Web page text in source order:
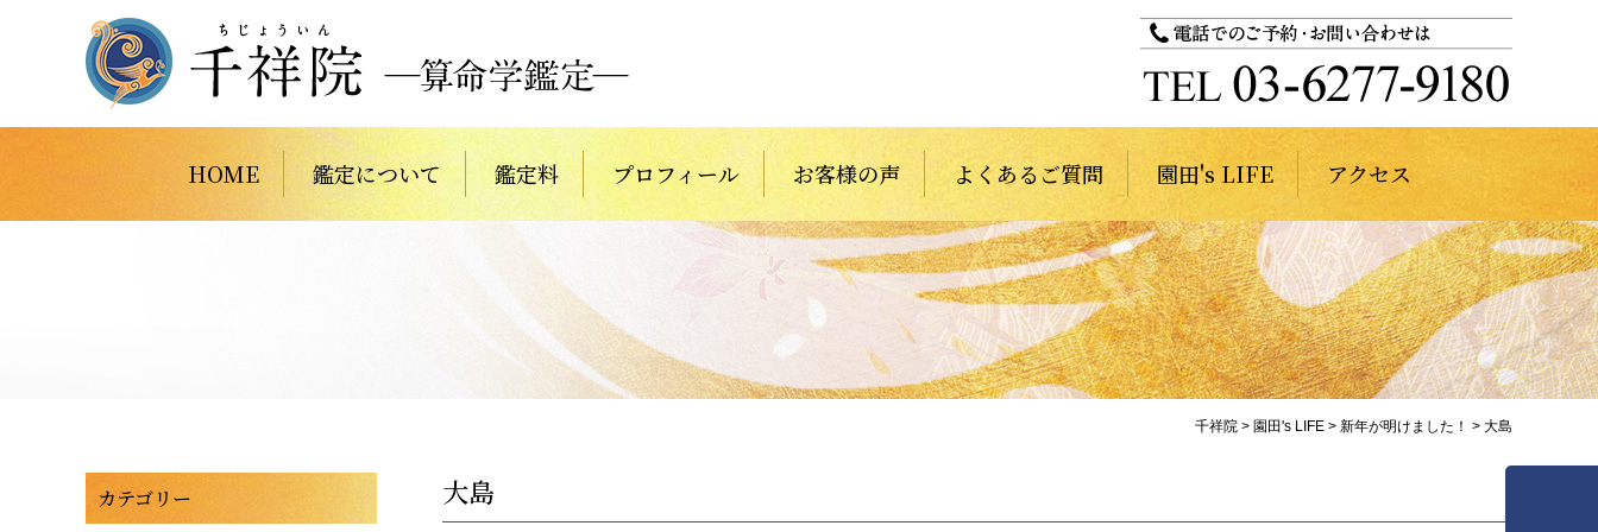
HOME 鑑定について 鑑定料 プロフィール お客様の声 よくあるご質問 園田's LIFE アクセス
千祥院 > 園田's LIFE > 新年が明けました！ > 大島
大島
カテゴリー